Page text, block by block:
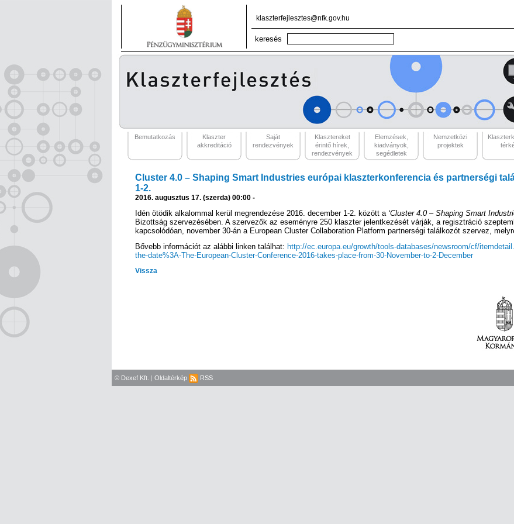
klaszterfejlesztes@nfk.gov.hu
Bemutatkozás
Klaszter
akkreditáció
Saját
rendezvények
Klasztereket
érintő hírek,
rendezvények
Elemzések,
kiadványok,
segédletek
Nemzetközi
projektek
Cluster 4.0 – Shaping Smart Industries európai klaszterkonferencia és partnerségi
1-2.
2016. augusztus 17. (szerda) 00:00 -
Idén ötödik alkalommal kerül megrendezése 2016. december 1-2. között a ‘Cluster 4.0 – Shaping Smart
Bizottság szervezésében. A szervezők az eseményre 250 klaszter jelentkezését várják, a regisztráció
kapcsolódóan, november 30-án a European Cluster Collaboration Platform partnerségi találkozót szervez,
Bővebb információt az alábbi linken találhat: http://ec.europa.eu/growth/tools-databases/newsroom/cf/
the-date%3A-The-European-Cluster-Conference-2016-takes-place-from-30-November-to-2-December
Vissza
© Dexef Kft. | Oldaltérkép RSS